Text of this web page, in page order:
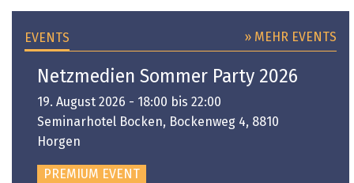
EVENTS » MEHR EVENTS
Netzmedien Sommer Party 2026
19. August 2026 - 18:00 bis 22:00
Seminarhotel Bocken, Bockenweg 4, 8810
Horgen
PREMIUM EVENT